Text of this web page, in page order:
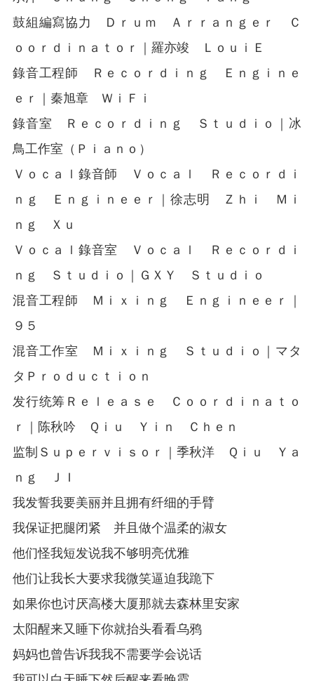
鼓組編寫協力 Ｄｒｕｍ Ａｒｒａｎｇｅｒ Ｃ
ｏｏｒｄｉｎａｔｏｒ｜羅亦竣 ＬｏｕｉＥ
錄音工程師 Ｒｅｃｏｒｄｉｎｇ Ｅｎｇｉｎｅ
ｅｒ｜秦旭章 ＷｉＦｉ
錄音室 Ｒｅｃｏｒｄｉｎｇ Ｓｔｕｄｉｏ｜冰
鳥工作室（Ｐｉａｎｏ）
Ｖｏｃａｌ錄音師 Ｖｏｃａｌ Ｒｅｃｏｒｄｉ
ｎｇ Ｅｎｇｉｎｅｅｒ｜徐志明 Ｚｈｉ Ｍｉ
ｎｇ Ｘｕ
Ｖｏｃａｌ錄音室 Ｖｏｃａｌ Ｒｅｃｏｒｄｉ
ｎｇ Ｓｔｕｄｉｏ｜ＧＸＹ Ｓｔｕｄｉｏ
混音工程師 Ｍｉｘｉｎｇ Ｅｎｇｉｎｅｅｒ｜
９５
混音工作室 Ｍｉｘｉｎｇ Ｓｔｕｄｉｏ｜マタ
タＰｒｏｄｕｃｔｉｏｎ
发行统筹Ｒｅｌｅａｓｅ Ｃｏｏｒｄｉｎａｔｏ
ｒ｜陈秋吟 Ｑｉｕ Ｙｉｎ Ｃｈｅｎ
监制Ｓｕｐｅｒｖｉｓｏｒ｜季秋洋 Ｑｉｕ Ｙａ
ｎｇ ＪＩ
我发誓我要美丽并且拥有纤细的手臂
我保证把腿闭紧 并且做个温柔的淑女
他们怪我短发说我不够明亮优雅
他们让我长大要求我微笑逼迫我跪下
如果你也讨厌高楼大厦那就去森林里安家
太阳醒来又睡下你就抬头看看乌鸦
妈妈也曾告诉我我不需要学会说话